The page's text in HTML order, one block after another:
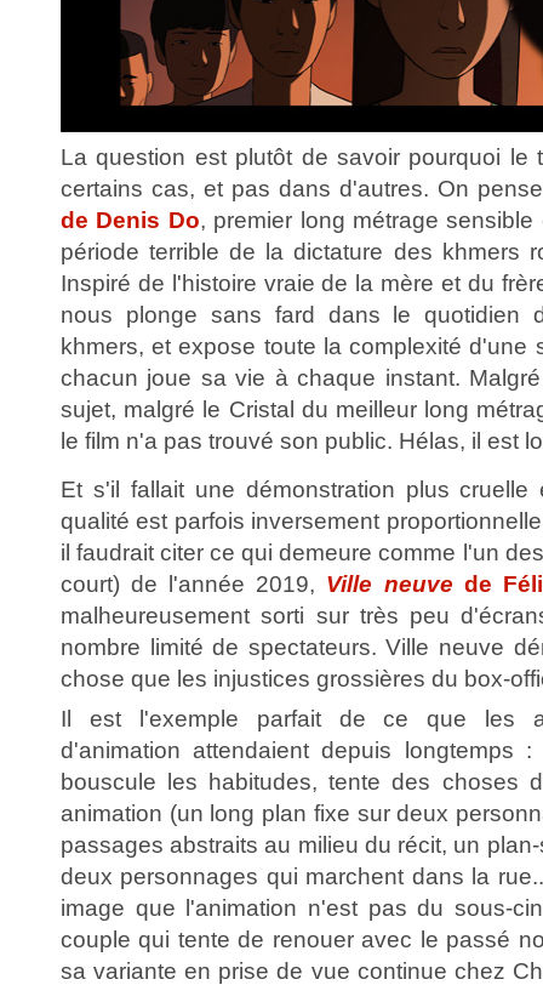
La question est plutôt de savoir pourquoi le
certains cas, et pas dans d'autres. On
de Denis Do, premier long métrage
période terrible de la dictature des khmers
Inspiré de l'histoire vraie de la mère et du
nous plonge sans fard dans le quotidien
khmers, et expose toute la complexité d'une
chacun joue sa vie à chaque instant.
sujet, malgré le Cristal du meilleur long
le film n'a pas trouvé son public. Hélas, il est
Et s'il fallait une démonstration plus
qualité est parfois inversement
il faudrait citer ce qui demeure comme l'un
court) de l'année 2019, Ville neuve de
malheureusement sorti sur très peu
nombre limité de spectateurs. Ville neuve
chose que les injustices grossières du box-
Il est l'exemple parfait de ce que les
d'animation attendaient depuis longtemps
bouscule les habitudes, tente des choses
animation (un long plan fixe sur deux
passages abstraits au milieu du récit, un
deux personnages qui marchent dans la
image que l'animation n'est pas du sous-
couple qui tente de renouer avec le passé
sa variante en prise de vue continue chez